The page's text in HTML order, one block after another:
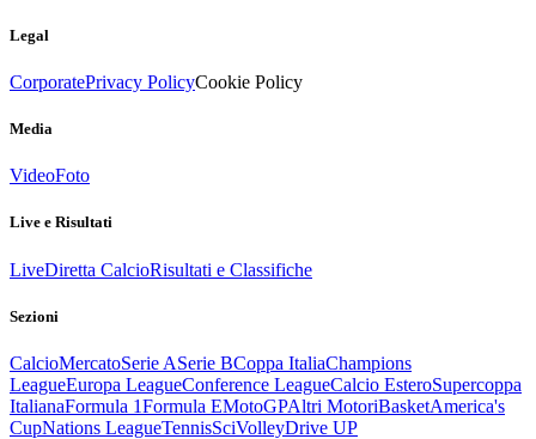
Legal
CorporatePrivacy PolicyCookie Policy
Media
VideoFoto
Live e Risultati
LiveDiretta CalcioRisultati e Classifiche
Sezioni
CalcioMercatoSerie ASerie BCoppa ItaliaChampions
LeagueEuropa LeagueConference LeagueCalcio EsteroSupercoppa
ItalianaFormula 1Formula EMotoGPAltri MotoriBasketAmerica's
CupNations LeagueTennisSciVolleyDrive UP